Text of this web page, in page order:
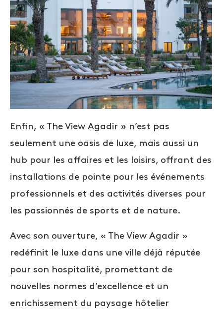
Enfin, « The View Agadir » n’est pas
seulement une oasis de luxe, mais aussi un
hub pour les affaires et les loisirs, offrant des
installations de pointe pour les événements
professionnels et des activités diverses pour
les passionnés de sports et de nature.
Avec son ouverture, « The View Agadir »
redéfinit le luxe dans une ville déjà réputée
pour son hospitalité, promettant de
nouvelles normes d’excellence et un
enrichissement du paysage hôtelier